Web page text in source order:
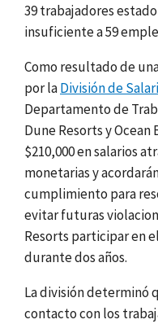
39 trabajadores
insuficiente a 59
Como resultado de
por laDivisión de
Departamento de
Dune Resorts y Ocean
$210,000 en salarios
monetarias y
cumplimiento para
evitar futuras
Resorts participar en
durante dos años.
La división determinó
contacto con los